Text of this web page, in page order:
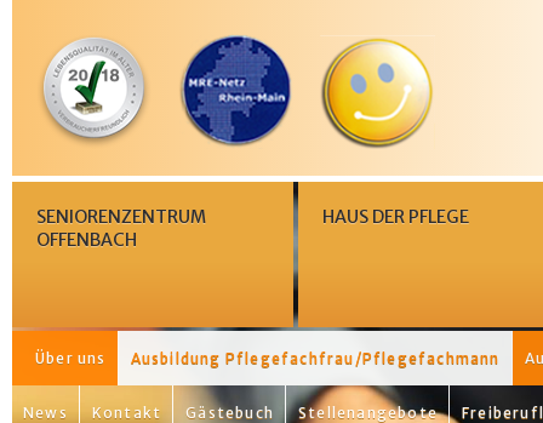
SENIORENZENTRUM
OFFENBACH
HAUS DER PFLEGE
Über uns Ausbildung Pflegefachfrau/Pflegefachmann
News Kontakt Gästebuch Stellenangebote